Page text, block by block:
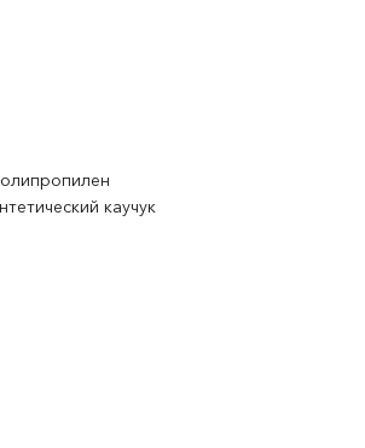
каучук